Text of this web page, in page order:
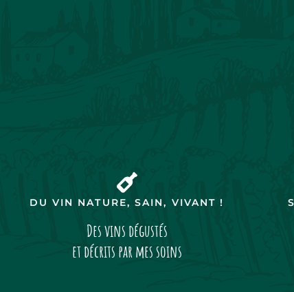
DU VIN NATURE, SAIN, VIVANT !
Des vins dégustés
et décrits par mes soins